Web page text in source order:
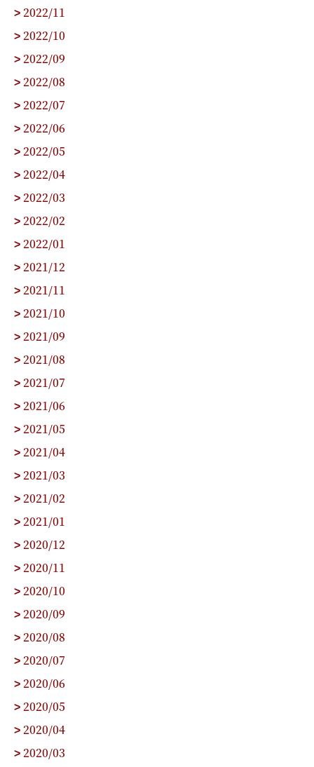
> 2022/11
> 2022/10
> 2022/09
> 2022/08
> 2022/07
> 2022/06
> 2022/05
> 2022/04
> 2022/03
> 2022/02
> 2022/01
> 2021/12
> 2021/11
> 2021/10
> 2021/09
> 2021/08
> 2021/07
> 2021/06
> 2021/05
> 2021/04
> 2021/03
> 2021/02
> 2021/01
> 2020/12
> 2020/11
> 2020/10
> 2020/09
> 2020/08
> 2020/07
> 2020/06
> 2020/05
> 2020/04
> 2020/03